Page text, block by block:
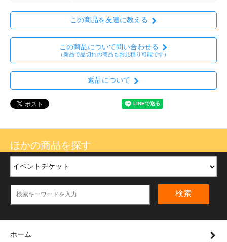
この商品を友達に教える
この商品について問い合わせる
（新品で品切れの商品もお見積り可能です）
返品について
ほかの商品を探す
検索
ホーム